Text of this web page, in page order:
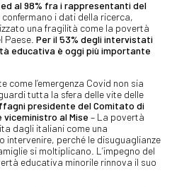
al 98% fra i rappresentanti del
confermano i dati della ricerca,
una fragilità come la povertà
Per il 53% degli intervistati
educativa è oggi più importante
come l’emergenza Covid non sia
tutta la sfera delle vite delle
presidente del Comitato di
al Mise – La povertà
dagli italiani come una
intervenire, perché le disuguaglianze
si moltiplicano. L’impegno del
educativa minorile rinnova il suo